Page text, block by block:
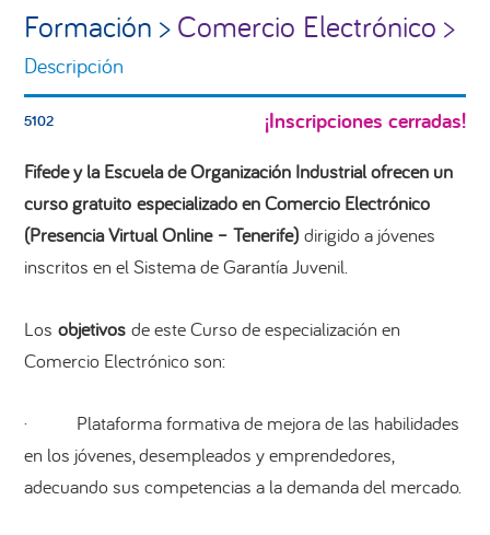
Formación >Comercio Electrónico >
Descripción
5102 ¡Inscripciones cerradas!
Fifede y la Escuela de Organización Industrial ofrecen un
curso gratuito especializado en Comercio Electrónico
(Presencia Virtual Online – Tenerife)dirigido a jóvenes
inscritos en el Sistema de Garantía Juvenil.
Losobjetivos de este Curso de especialización en
Comercio Electrónico son:
· Plataforma formativa de mejora de las habilidades
en los jóvenes, desempleados y emprendedores,
adecuando sus competencias a la demanda del mercado.